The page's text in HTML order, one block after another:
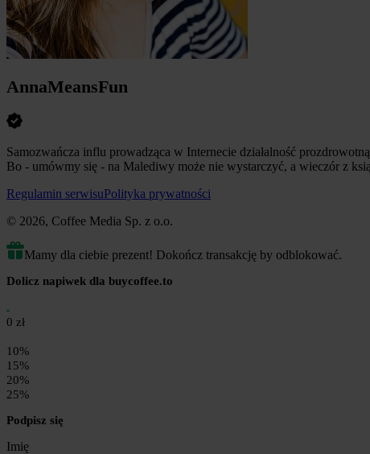
AnnaMeansFun
Samozwańcza influ prowadząca w Internecie działalność
Bo - umówmy się - na Malediwy może nie wystarczyć, a wieczór z
Regulamin serwisuPolityka prywatności
© 2026, Coffee Media Sp. z o.o.
Mamy dla ciebie prezent! Dokończ transakcję by odblokować.
Dolicz napiwek dla buycoffee.to
0 zł
10%
15%
20%
25%
Podpisz się
Imię